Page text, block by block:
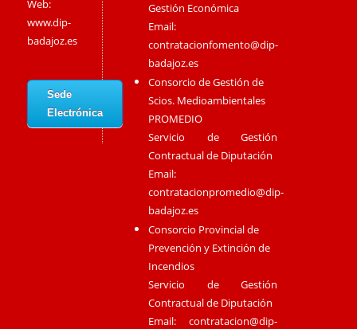
Web:
www.dip-
badajoz.es
Sede
Electrónica
Gestión Económica
Email:
contratacionfomento@dip-
badajoz.es
Consorcio de Gestión de
Scios. Medioambientales
PROMEDIO
Servicio de Gestión
Contractual de Diputación
Email:
contratacionpromedio@dip-
badajoz.es
Consorcio Provincial de
Prevención y Extinción de
Incendios
Servicio de Gestión
Contractual de Diputación
Email:contratacion@dip-